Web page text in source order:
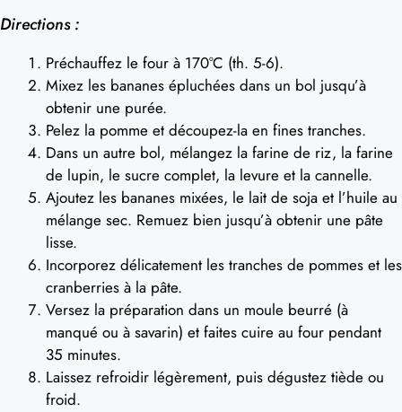
Directions :
Préchauffez le four à 170°C (th. 5-6).
Mixez les bananes épluchées dans un bol jusqu’à
obtenir une purée.
Pelez la pomme et découpez-la en fines tranches.
Dans un autre bol, mélangez la farine de riz, la farine
de lupin, le sucre complet, la levure et la cannelle.
Ajoutez les bananes mixées, le lait de soja et l’huile au
mélange sec. Remuez bien jusqu’à obtenir une pâte
lisse.
Incorporez délicatement les tranches de pommes et les
cranberries à la pâte.
Versez la préparation dans un moule beurré (à
manqué ou à savarin) et faites cuire au four pendant
35 minutes.
Laissez refroidir légèrement, puis dégustez tiède ou
froid.